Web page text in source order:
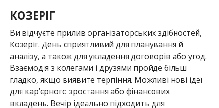
КОЗЕРІГ
Ви відчуєте прилив організаторських здібностей,
Козеріг. День сприятливий для планування й
аналізу, а також для укладення договорів або угод.
Взаємодія з колегами і друзями пройде більш
гладко, якщо виявите терпіння. Можливі нові ідеї
для кар’єрного зростання або фінансових
вкладень. Вечір ідеально підходить для